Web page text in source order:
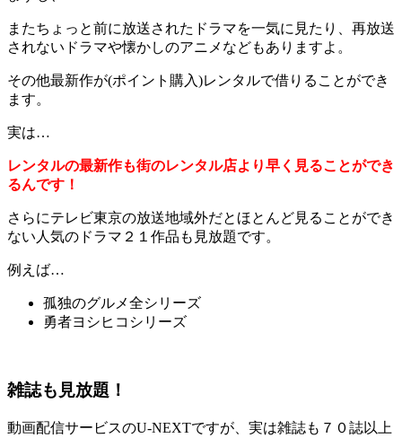
またちょっと前に放送されたドラマを一気に見たり、再放送
されないドラマや懐かしのアニメなどもありますよ。
その他最新作が(ポイント購入)レンタルで借りることができ
ます。
実は…
レンタルの最新作も街のレンタル店より早く見ることができ
るんです！
さらにテレビ東京の放送地域外だとほとんど見ることができ
ない人気のドラマ２１作品も見放題です。
例えば…
孤独のグルメ全シリーズ
勇者ヨシヒコシリーズ
雑誌も見放題！
動画配信サービスのU-NEXTですが、実は雑誌も７０誌以上